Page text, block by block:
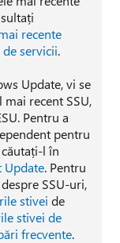
recente
servicii.
Update, vi se
recent SSU,
Pentru a
pentru
l în
Update. Pentru
SSU-uri,
stivei de
stivei de
frecvente.